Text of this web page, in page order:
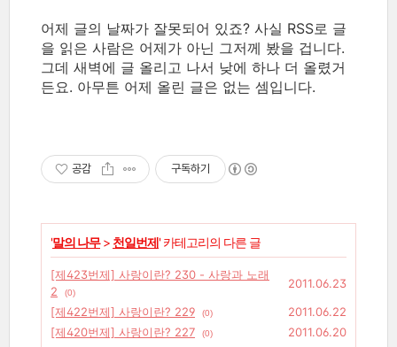
어제 글의 날짜가 잘못되어 있죠? 사실 RSS로 글
을 읽은 사람은 어제가 아닌 그저께 봤을 겁니다.
그데 새벽에 글 올리고 나서 낮에 하나 더 올렸거
든요. 아무튼 어제 올린 글은 없는 셈입니다.
공감 구독하기
'말의 나무> 천일번제' 카테고리의 다른 글
[제423번제] 사랑이란? 230 - 사랑과 노래
2
(0)
2011.06.23
[제422번제] 사랑이란? 229
(0)
2011.06.22
[제420번제] 사랑이란? 227
(0)
2011.06.20